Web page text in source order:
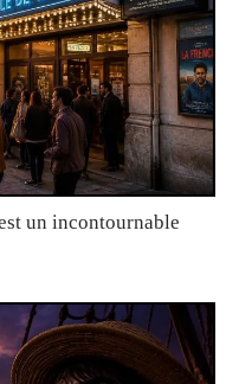
un incontournable